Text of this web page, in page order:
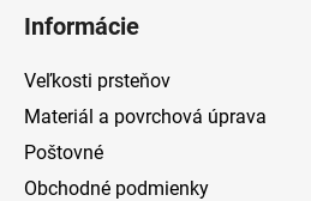
Informácie
Veľkosti prsteňov
Materiál a povrchová úprava
Poštovné
Obchodné podmienky